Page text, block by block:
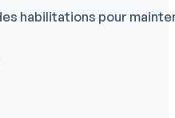
habilitations pour